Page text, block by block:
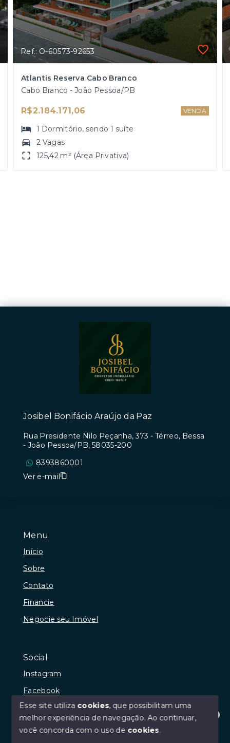
Ref.: O-60573-92653
Atlantis Reserva Cabo Branco
Cabo Branco - João Pessoa/PB
R$2.184.171,06 VENDA
1 Dormitório, sendo 1 suíte
2 Vagas
125,42 m² (Área Privativa)
Olá! Estamos disponíveis para te ajudar.
Menu
Início
Sobre
Contato
Financie
Negocie seu Imóvel
Social
Instagram
Facebook
© Copyright 2026 - Josibel Bonifácio Araújo da Paz -
Josibel Bonifácio Araújo da Paz
Rua Presidente Nilo Peçanha, 373 - Térreo, Bessa
- João Pessoa/PB, 58035-200
8393860001
Ver e-mail
Esse site utiliza cookies, que possibilitam uma
melhor experiência de navegação.Ao continuar,
você concorda com o uso de cookies.